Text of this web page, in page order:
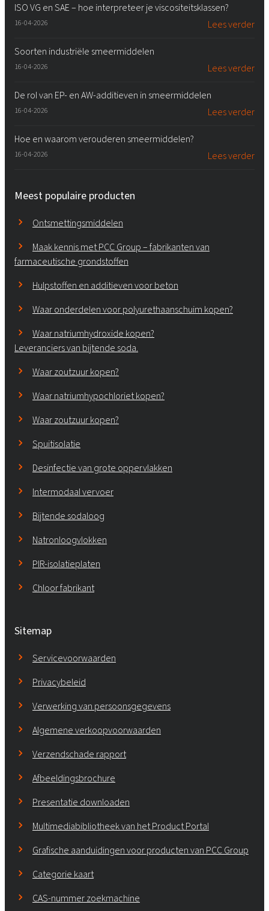
ISO VG en SAE – hoe interpreteer je viscositeitsklassen?
16-04-2026 Lees verder
Soorten industriële smeermiddelen
16-04-2026 Lees verder
De rol van EP- en AW-additieven in smeermiddelen
16-04-2026 Lees verder
Hoe en waarom verouderen smeermiddelen?
16-04-2026 Lees verder
Meest populaire producten
Ontsmettingsmiddelen
Maak kennis met PCC Group – fabrikanten van
farmaceutische grondstoffen
Hulpstoffen en additieven voor beton
Waar onderdelen voor polyurethaanschuim kopen?
Waar natriumhydroxide kopen?
Leveranciers van bijtende soda.
Waar zoutzuur kopen?
Waar natriumhypochloriet kopen?
Waar zoutzuur kopen?
Spuitisolatie
Desinfectie van grote oppervlakken
Intermodaal vervoer
Bijtende sodaloog
Natronloogvlokken
PIR-isolatieplaten
Chloor fabrikant
Sitemap
Servicevoorwaarden
Privacybeleid
Verwerking van persoonsgegevens
Algemene verkoopvoorwaarden
Verzendschade rapport
Afbeeldingsbrochure
Presentatie downloaden
Multimediabibliotheek van het Product Portal
Grafische aanduidingen voor producten van PCC Group
Categorie kaart
CAS-nummer zoekmachine